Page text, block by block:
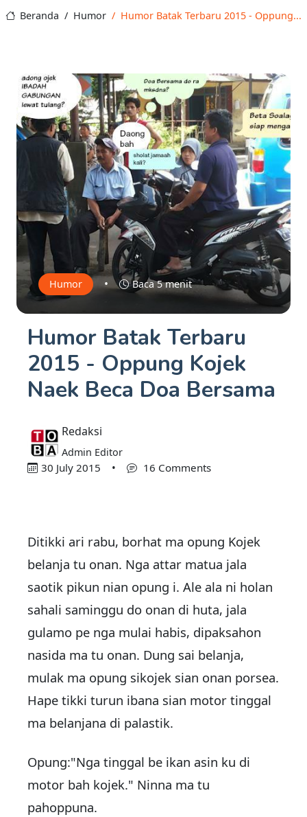
Beranda Humor Humor Batak Terbaru 2015 - Oppung...
Humor • Baca 5 menit
Humor Batak Terbaru
2015 - Oppung Kojek
Naek Beca Doa Bersama
Redaksi
Admin Editor
30 July 2015 • 16 Comments
Ditikki ari rabu, borhat ma opung Kojek
belanja tu onan. Nga attar matua jala
saotik pikun nian opung i. Ale ala ni holan
sahali saminggu do onan di huta, jala
gulamo pe nga mulai habis, dipaksahon
nasida ma tu onan. Dung sai belanja,
mulak ma opung sikojek sian onan porsea.
Hape tikki turun ibana sian motor tinggal
ma belanjana di palastik.
Opung:"Nga tinggal be ikan asin ku di
motor bah kojek." Ninna ma tu
pahoppuna.